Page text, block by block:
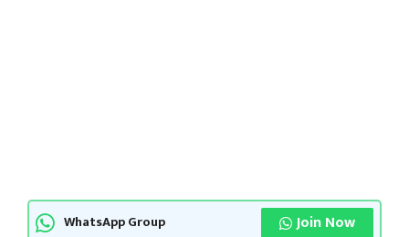
WhatsApp Group Join Now